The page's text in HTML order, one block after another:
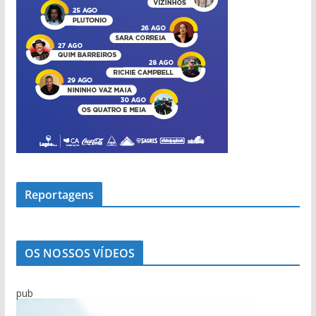
Reportagens
OS NOSSOS VÍDEOS
pub